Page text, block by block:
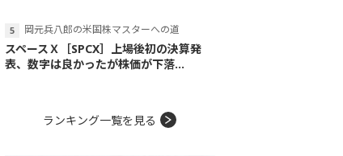
岡元兵八郎の米国株マスターへの道
スペースＸ［SPCX］上場後初の決算発
表、数字は良かったが株価が下落...
ランキング一覧を見る